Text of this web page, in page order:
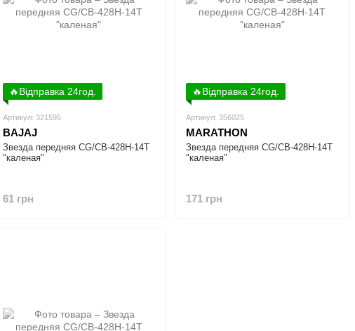
🔥Відправка 24год.
Артикул: 321595
BAJAJ
Звезда передняя CG/CB-428H-14T
"каленая"
61 грн
🔥Відправка 24год.
Артикул: 356025
MARATHON
Звезда передняя CG/CB-428H-14T
"каленая"
171 грн